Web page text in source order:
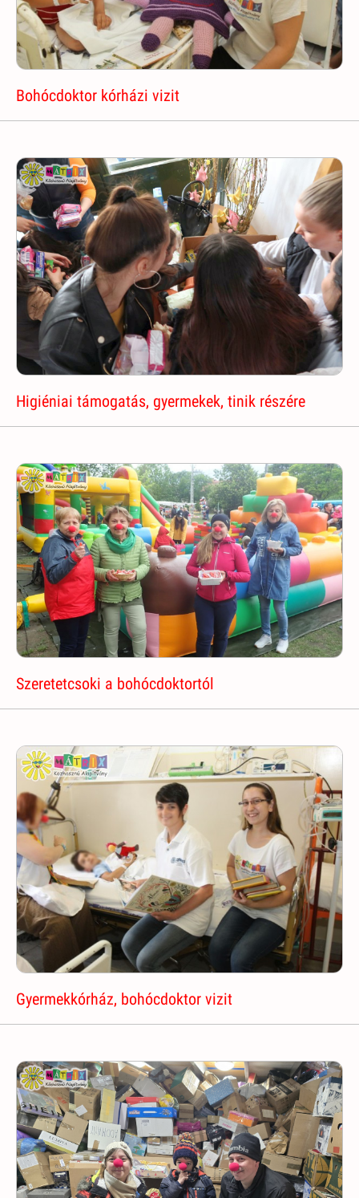
Bohócdoktor kórházi vizit
Higiéniai támogatás, gyermekek, tinik részére
Szeretetcsoki a bohócdoktortól
Gyermekkórház, bohócdoktor vizit